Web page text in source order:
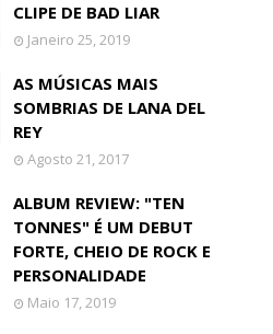
CLIPE DE BAD LIAR
Janeiro 25, 2019
AS MÚSICAS MAIS
SOMBRIAS DE LANA DEL
REY
Agosto 21, 2017
ALBUM REVIEW: "TEN
TONNES" É UM DEBUT
FORTE, CHEIO DE ROCK E
PERSONALIDADE
Maio 17, 2019